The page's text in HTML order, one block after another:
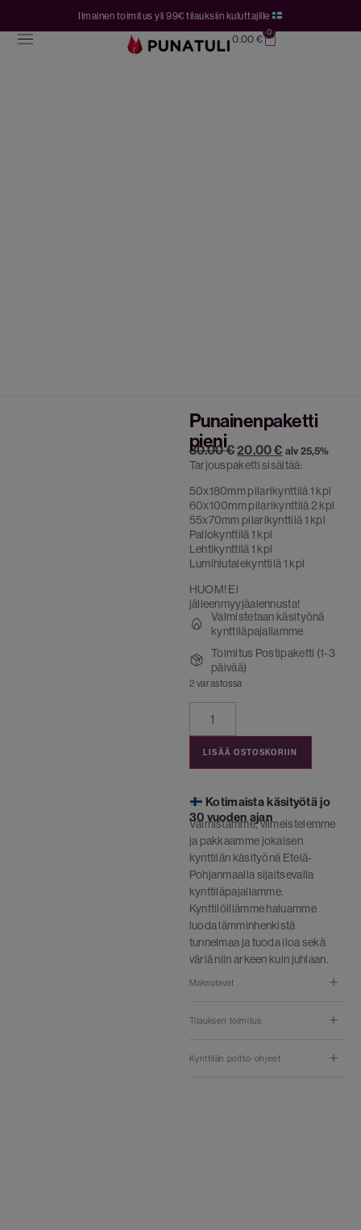
Ilmainen toimitus yli 99€ tilauksiin kuluttajille
0.00€
0
Punainenpaketti
pieni
30.00€20.00€ alv 25,5%
Tarjouspaketti sisältää:
50x180mm pilarikynttilä 1 kpl
60x100mm pilarikynttilä 2 kpl
55x70mm pilarikynttilä 1 kpl
Pallokynttilä 1 kpl
Lehtikynttilä 1 kpl
Lumihiutalekynttilä 1 kpl
HUOM! Ei
jälleenmyyjäalennusta!
Valmistetaan käsityönä
kynttiläpajallamme
Toimitus Postipaketti (1-3
päivää)
2 varastossa
LISÄÄ OSTOSKORIIN
Kotimaista käsityötä jo
30 vuoden ajan
Valmistamme, viimeistelemme
ja pakkaamme jokaisen
kynttilän käsityönä Etelä-
Pohjanmaalla sijaitsevalla
kynttiläpajallamme.
Kynttilöillämme haluamme
luoda lämminhenkistä
tunnelmaa ja tuoda iloa sekä
väriä niin arkeen kuin juhlaan.
Maksutavat
Tilauksen toimitus
Kynttilän poltto-ohjeet